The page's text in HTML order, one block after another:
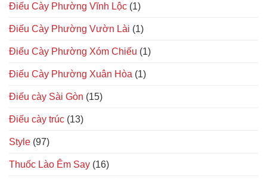
Điếu Cày Phường Vĩnh Lộc (1)
Điếu Cày Phường Vườn Lài (1)
Điếu Cày Phường Xóm Chiếu (1)
Điếu Cày Phường Xuân Hòa (1)
Điếu cày Sài Gòn (15)
Điếu cày trúc (13)
Style (97)
Thuốc Lào Êm Say (16)